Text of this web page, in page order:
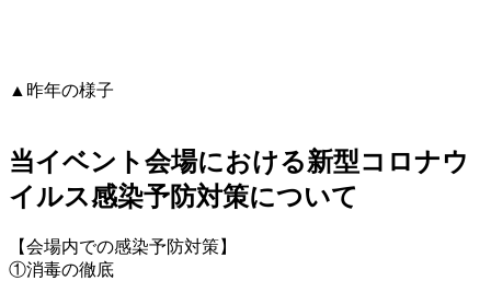
▲昨年の様子
当イベント会場における新型コロナウ
イルス感染予防対策について
【会場内での感染予防対策】
①消毒の徹底